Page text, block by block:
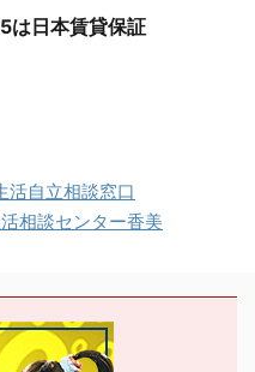
日本賃貸保証
活自立相談窓口
相談センター香美